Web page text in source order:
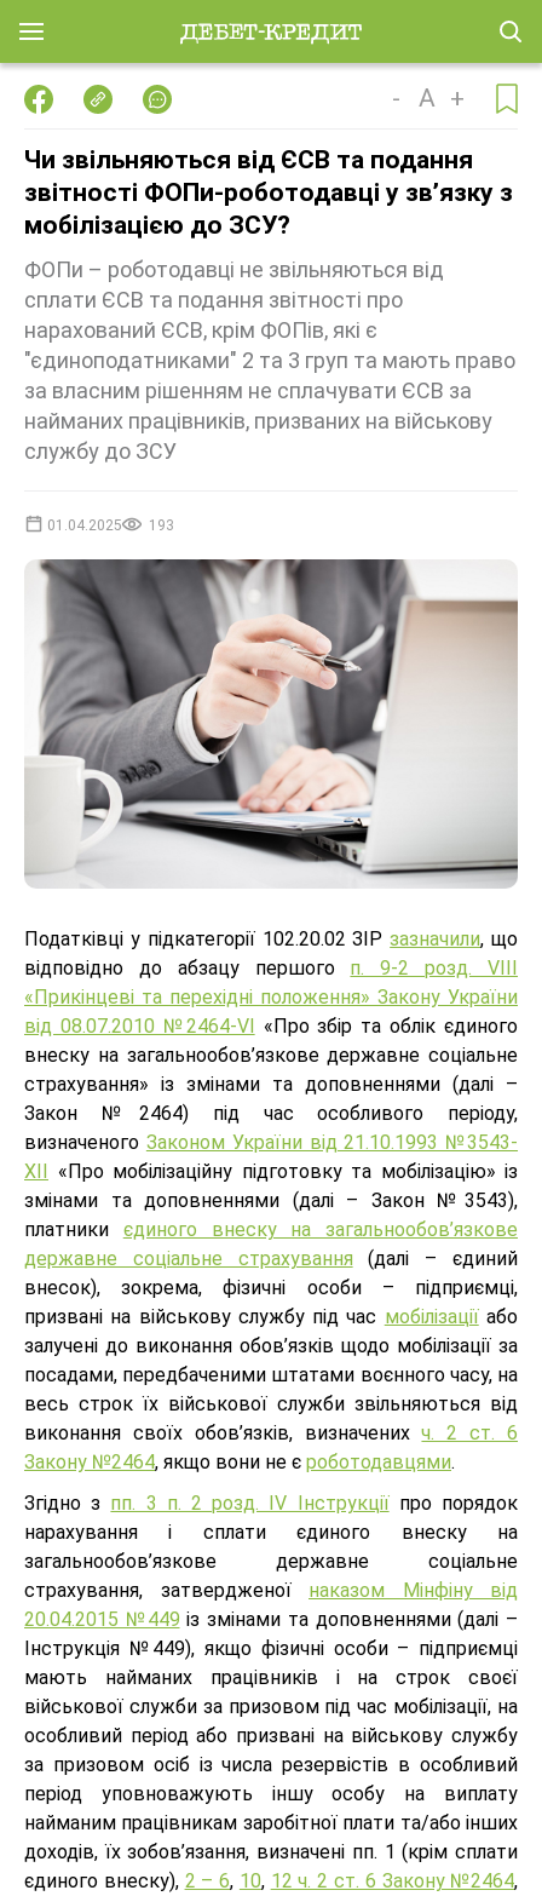
- A +
Чи звільняються від ЄСВ та подання
звітності ФОПи-роботодавці у зв’язку з
мобілізацією до ЗСУ?
ФОПи – роботодавці не звільняються від
сплати ЄСВ та подання звітності про
нарахований ЄСВ, крім ФОПів, які є
"єдиноподатниками" 2 та 3 груп та мають право
за власним рішенням не сплачувати ЄСВ за
найманих працівників, призваних на військову
службу до ЗСУ
01.04.2025 193
Податківці у підкатегорії 102.20.02 ЗІРзазначили, що
відповідно до абзацу першого п. 9-2 розд. VIII
«Прикінцеві та перехідні положення» Закону України
від 08.07.2010 №2464-VI «Про збір та облік єдиного
внеску на загальнообов’язкове державне соціальне
страхування» із змінами та доповненнями (далі –
Закон №2464) під час особливого періоду,
визначеного Законом України від 21.10.1993 №3543-
ХІІ «Про мобілізаційну підготовку та мобілізацію» із
змінами та доповненнями (далі – Закон №3543),
платники єдиного внеску на загальнообов’язкове
державне соціальне страхування(далі – єдиний
внесок), зокрема, фізичні особи – підприємці,
призвані на військову службу під час мобілізаціїабо
залучені до виконання обов’язків щодо мобілізації за
посадами, передбаченими штатами воєнного часу, на
весь строк їх військової служби звільняються від
виконання своїх обов’язків, визначенихч. 2 ст. 6
Закону №2464, якщо вони не є роботодавцями.
Згідно з пп. 3 п. 2 розд. IV Інструкціїпро порядок
нарахування і сплати єдиного внеску на
загальнообов’язкове державне соціальне
страхування, затвердженої наказом Мінфіну від
20.04.2015 №449 із змінами та доповненнями (далі –
Інструкція №449), якщо фізичні особи – підприємці
мають найманих працівників і на строк своєї
військової служби за призовом під час мобілізації, на
особливий період або призвані на військову службу
за призовом осіб із числа резервістів в особливий
період уповноважують іншу особу на виплату
найманим працівникам заробітної плати та/або інших
доходів, їх зобов’язання, визначені пп. 1 (крім сплати
єдиного внеску), 2 – 6, 10, 12 ч. 2 ст. 6 Закону №2464,